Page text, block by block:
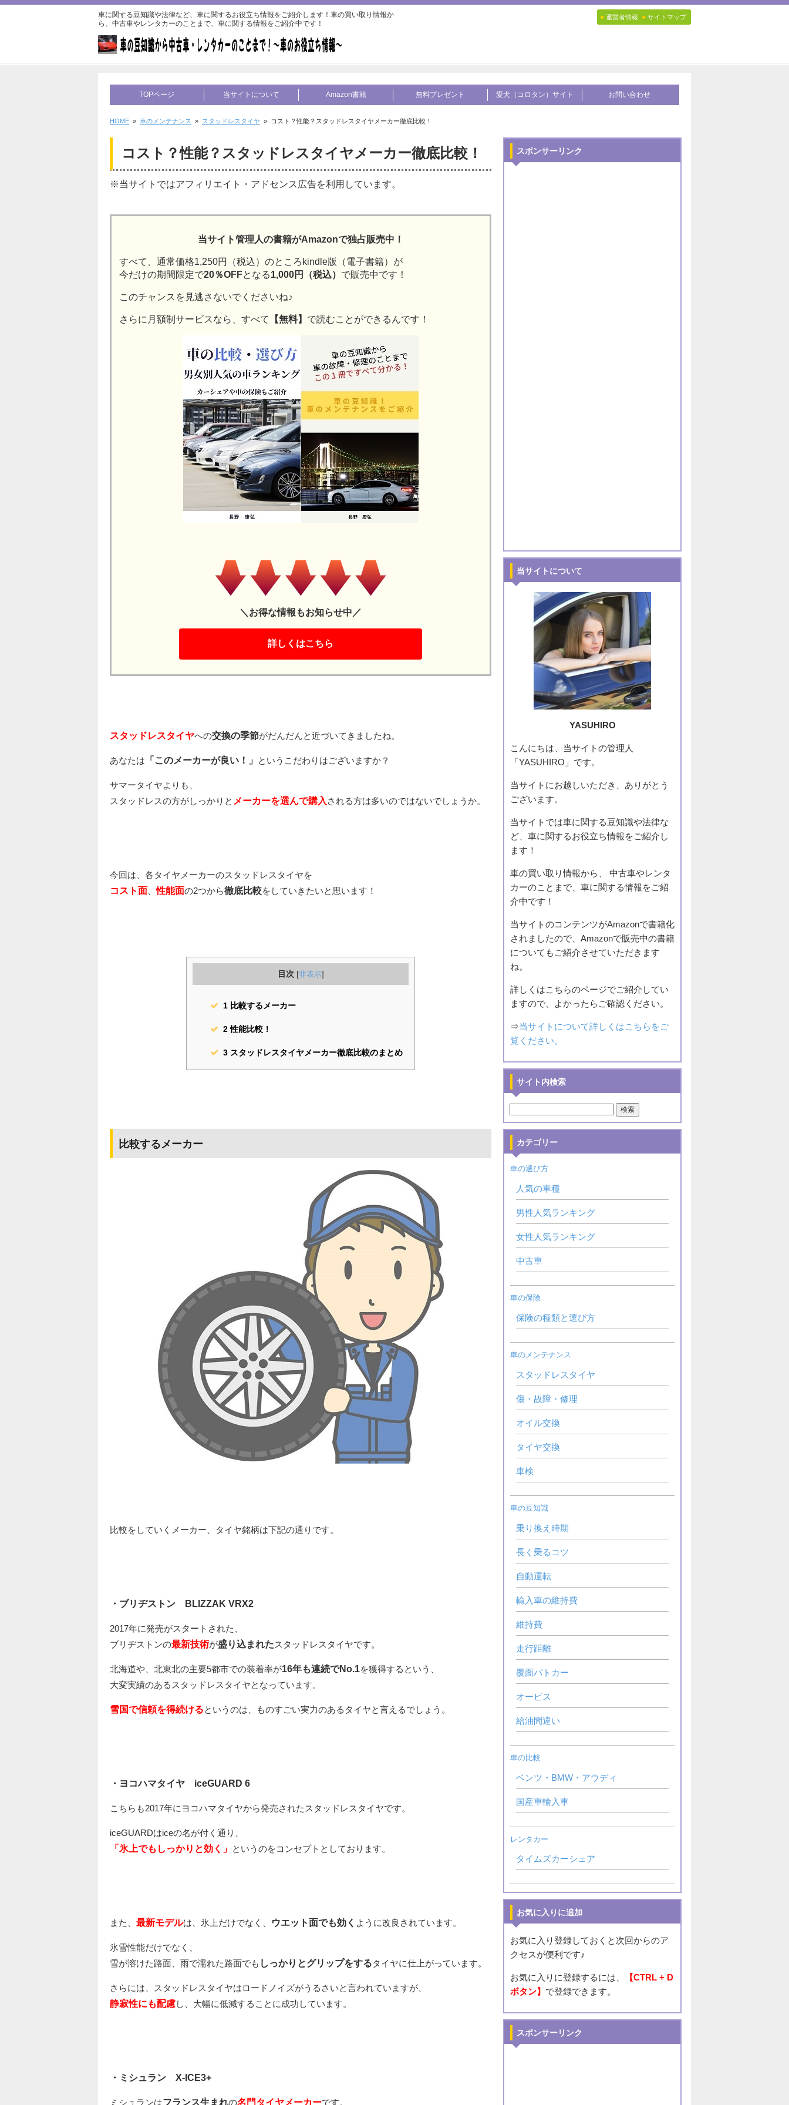
車に関する豆知識や法律など、車に関するお役立ち情報をご紹介します！車の買い取り情報か
ら、中古車やレンタカーのことまで、車に関する情報をご紹介中です！
● 運営者情報 ● サイトマップ
TOPページ 当サイトについて Amazon書籍 無料プレゼント 愛犬（コロタン）サイト お問い合わせ
HOME » 車のメンテナンス » スタッドレスタイヤ » コスト？性能？スタッドレスタイヤメーカー徹底比較！
コスト？性能？スタッドレスタイヤメーカー徹底比較！
※当サイトではアフィリエイト・アドセンス広告を利用しています。
当サイト管理人の書籍がAmazonで独占販売中！
すべて、通常価格1,250円（税込）のところkindle版（電子書籍）が
今だけの期間限定で20％OFFとなる1,000円（税込） で販売中です！
このチャンスを見逃さないでくださいね♪
さらに月額制サービスなら、すべて 【無料】 で読むことができるんです！
＼お得な情報もお知らせ中／
詳しくはこちら
スタッドレスタイヤへの交換の季節がだんだんと近づいてきましたね。
あなたは 「このメーカーが良い！」 というこだわりはございますか？
サマータイヤよりも、
スタッドレスの方がしっかりと メーカーを選んで購入 される方は多いのではないでしょうか。
今回は、各タイヤメーカーのスタッドレスタイヤを
コスト面 、性能面の2つから徹底比較をしていきたいと思います！
目次 [非表示]
1 比較するメーカー
2性能比較！
3 スタッドレスタイヤメーカー徹底比較のまとめ
比較するメーカー
比較をしていくメーカー、タイヤ銘柄は下記の通りです。
・ブリヂストン BLIZZAK VRX2
2017年に発売がスタートされた、
ブリヂストンの最新技術が盛り込まれたスタッドレスタイヤです。
北海道や、北東北の主要5都市での装着率が16年も連続でNo.1を獲得するという、
大変実績のあるスタッドレスタイヤとなっています。
雪国で信頼を得続けるというのは、ものすごい実力のあるタイヤと言えるでしょう。
・ヨコハマタイヤ iceGUARD 6
こちらも2017年にヨコハマタイヤから発売されたスタッドレスタイヤです。
iceGUARDはiceの名が付く通り、
「氷上でもしっかりと効く」 というのをコンセプトとしております。
また、 最新モデルは、氷上だけでなく、 ウエット面でも効く ように改良されています。
氷雪性能だけでなく、
雪が溶けた路面、雨で濡れた路面でも しっかりとグリップをするタイヤに仕上がっています。
さらには、スタッドレスタイヤはロードノイズがうるさいと言われていますが、
静寂性にも配慮し、大幅に低減することに成功しています。
・ミシュラン X-ICE3+
ミシュランはフランス生まれの名門タイヤメーカーです。
スポンサーリンク
当サイトについて
YASUHIRO
こんにちは、当サイトの管理人
「YASUHIRO」です。
当サイトにお越しいただき、ありがとう
ございます。
当サイトでは車に関する豆知識や法律な
ど、車に関するお役立ち情報をご紹介し
ます！
車の買い取り情報から、 中古車やレンタ
カーのことまで、車に関する情報をご紹
介中です！
当サイトのコンテンツがAmazonで書籍化
されましたので、Amazonで販売中の書籍
についてもご紹介させていただきます
ね。
詳しくはこちらのページでご紹介してい
ますので、よかったらご確認ください。
⇒当サイトについて詳しくはこちらをご
覧ください。
サイト内検索
カテゴリー
車の選び方
人気の車種
男性人気ランキング
女性人気ランキング
中古車
車の保険
保険の種類と選び方
車のメンテナンス
スタッドレスタイヤ
傷・故障・修理
オイル交換
タイヤ交換
車検
車の豆知識
乗り換え時期
長く乗るコツ
自動運転
輸入車の維持費
維持費
走行距離
覆面パトカー
オービス
給油間違い
車の比較
ベンツ・BMW・アウディ
国産車輸入車
レンタカー
タイムズカーシェア
お気に入りに追加
お気に入り登録しておくと次回からのア
クセスが便利です♪
お気に入りに登録するには、
【CTRL + D
ボタン】 で登録できます。
スポンサーリンク